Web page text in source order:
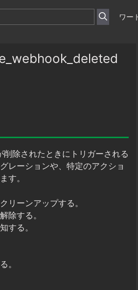
ワー
除されたときにトリガーされる
レーションや、特定のアクショ
す。
リーンアップする。
除する。
する。
。